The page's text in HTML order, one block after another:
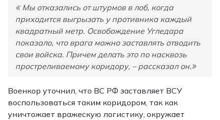
Мы отказались от штурмов в лоб, когда
приходится выгрызать у противника каждый
квадратный метр. Освобождение Угледара
показало, что врага можно заставлять отводить
свои войска. Причем делать это по насквозь
простреливаемому коридору, – рассказал он.
Военкор уточнил, что ВС РФ заставляет ВСУ
воспользоваться таким коридором, так как
уничтожает вражескую логистику, окружает